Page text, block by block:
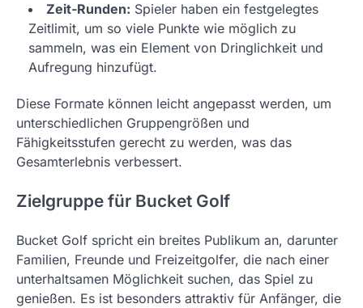
Zeit-Runden: Spieler haben ein festgelegtes
Zeitlimit, um so viele Punkte wie möglich zu
sammeln, was ein Element von Dringlichkeit und
Aufregung hinzufügt.
Diese Formate können leicht angepasst werden, um
unterschiedlichen Gruppengrößen und
Fähigkeitsstufen gerecht zu werden, was das
Gesamterlebnis verbessert.
Zielgruppe für Bucket Golf
Bucket Golf spricht ein breites Publikum an, darunter
Familien, Freunde und Freizeitgolfer, die nach einer
unterhaltsamen Möglichkeit suchen, das Spiel zu
genießen. Es ist besonders attraktiv für Anfänger, die